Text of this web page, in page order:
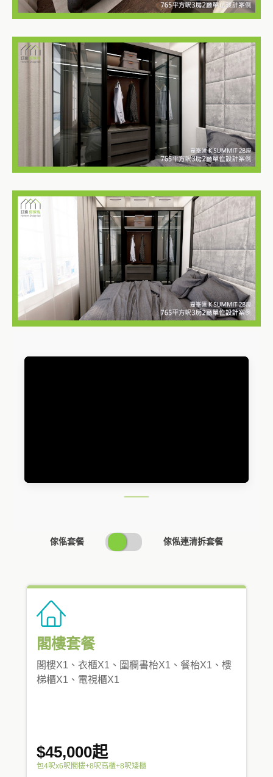
傢俬套餐
SWITCH
PRICING
傢俬連清拆套餐
閣樓套餐
閣樓X1、衣櫃X1、圍欄書枱X1、餐枱X1、樓
梯櫃X1、電視櫃X1
$45,000起
包4呎x6呎閣樓+8呎高櫃+8呎矮櫃